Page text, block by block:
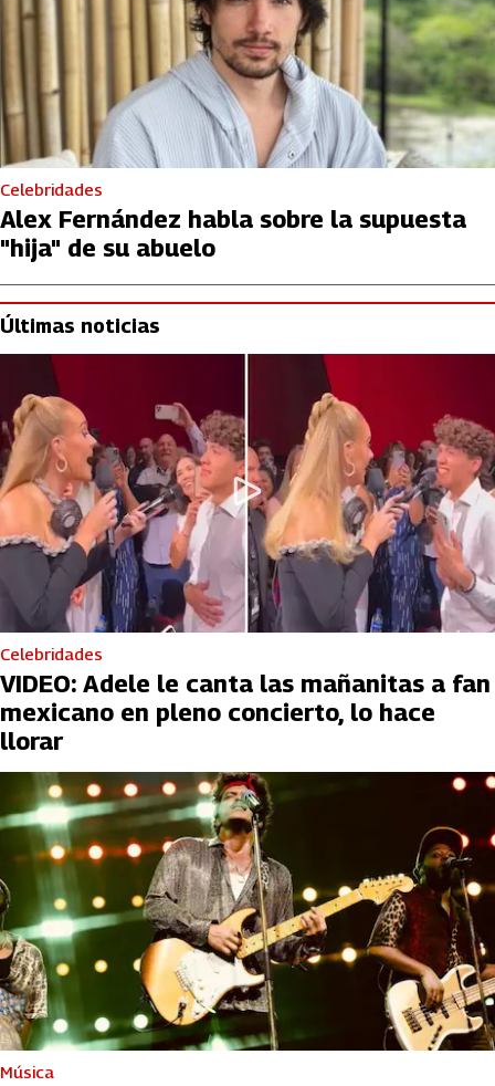
Celebridades
Alex Fernández habla sobre la supuesta
"hija" de su abuelo
Últimas noticias
Celebridades
VIDEO: Adele le canta las mañanitas a fan
mexicano en pleno concierto, lo hace
llorar
Música